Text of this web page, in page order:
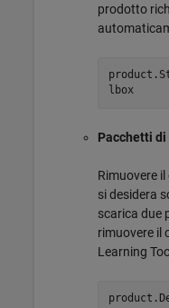
prodotto
lbox
Pacchetti
Rimuovere
si desidera
scarica due
rimuovere il
Learning